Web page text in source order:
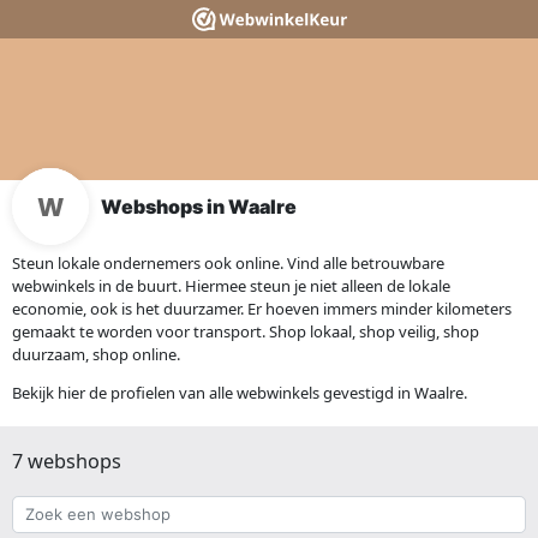
Webshops in Waalre
Steun lokale ondernemers ook online. Vind alle betrouwbare
webwinkels in de buurt. Hiermee steun je niet alleen de lokale
economie, ook is het duurzamer. Er hoeven immers minder kilometers
gemaakt te worden voor transport. Shop lokaal, shop veilig, shop
duurzaam, shop online.
Bekijk hier de profielen van alle webwinkels gevestigd in Waalre.
7 webshops
Zoek
een